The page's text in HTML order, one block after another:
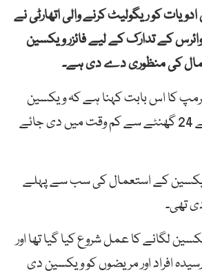
کو ریگولیٹ کرنے والی اتھارٹی نے
کے تدارک کے لیے فائزر ویکسین
کی منظوری دے دی ہے۔
کا اس بابت کہنا ہے کہ ویکسین
کی پہلی خوراک اگلے 24 گھنٹے سے کم وقت میں دی جائے
ویکسین کے استعمال کی سب سے پہلے
تھی۔
لگانے کا عمل شروع کیا گیا تھا اور
افراد اور مریضوں کو ویکسین دی